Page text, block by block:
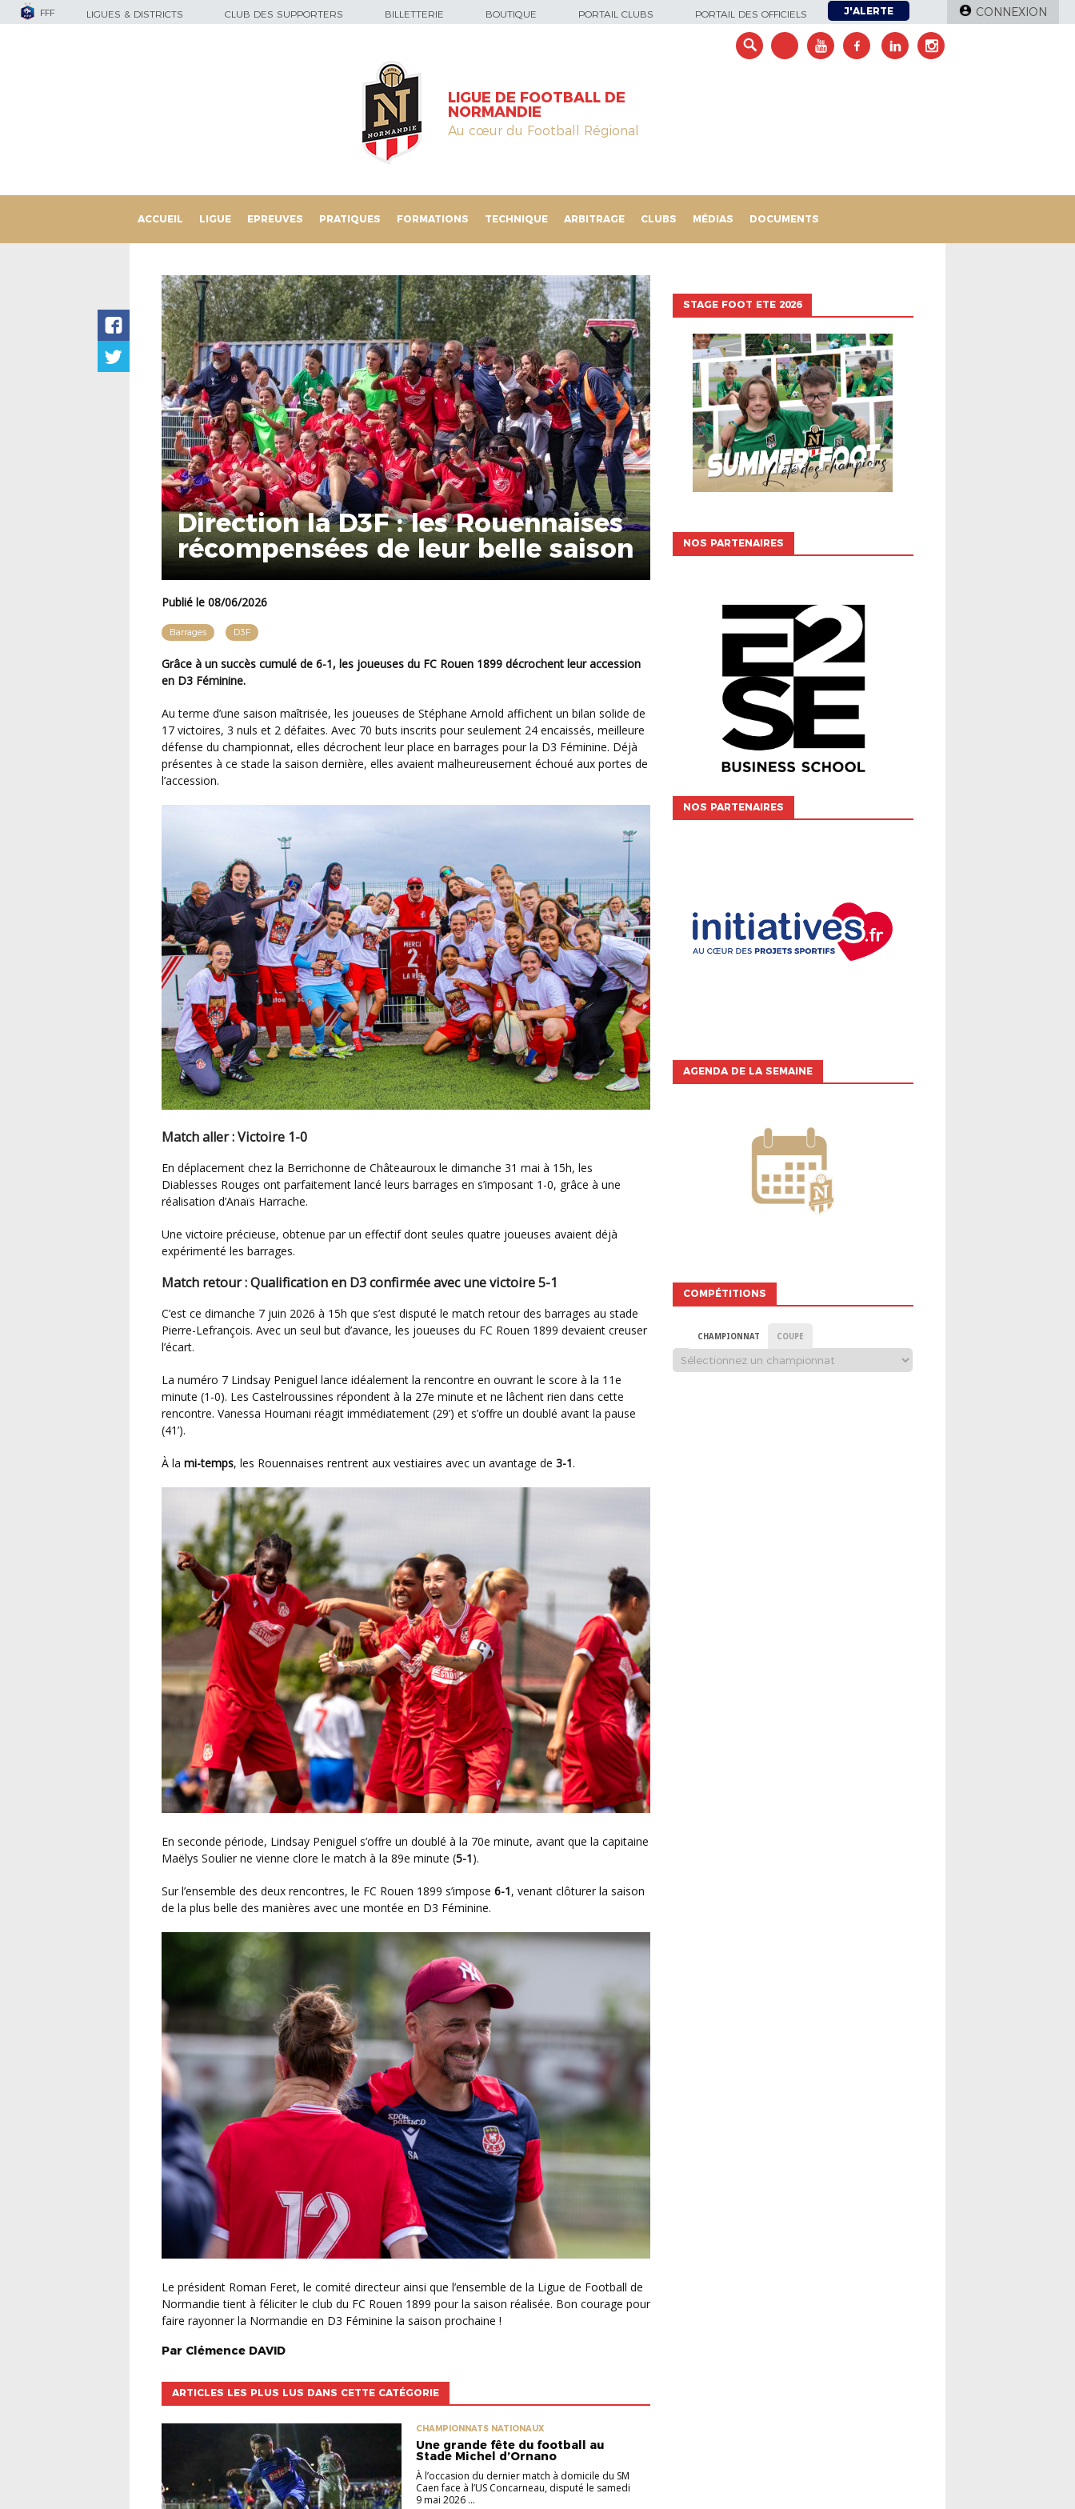
FFF LIGUES & DISTRICTS CLUB DES SUPPORTERS BILLETTERIE BOUTIQUE PORTAIL CLUBS PORTAIL DES OFFICIELS J'ALERTE CONNEXION
LIGUE DE FOOTBALL DE
NORMANDIE
Au cœur du Football Régional
ACCUEIL LIGUE EPREUVES PRATIQUES FORMATIONS TECHNIQUE ARBITRAGE CLUBS MÉDIAS DOCUMENTS
Direction la D3F : les Rouennaises
récompensées de leur belle saison
Publié le 08/06/2026
Barrages D3F
Grâce à un succès cumulé de 6-1, les joueuses du FC Rouen 1899 décrochent leur accession
en D3 Féminine.
Au terme d’une saison maîtrisée, les joueuses de Stéphane Arnold affichent un bilan solide de
17 victoires, 3 nuls et 2 défaites. Avec 70 buts inscrits pour seulement 24 encaissés, meilleure
défense du championnat, elles décrochent leur place en barrages pour la D3 Féminine. Déjà
présentes à ce stade la saison dernière, elles avaient malheureusement échoué aux portes de
l’accession.
Match aller : Victoire 1-0
En déplacement chez la Berrichonne de Châteauroux le dimanche 31 mai à 15h, les
Diablesses Rouges ont parfaitement lancé leurs barrages en s’imposant 1-0, grâce à une
réalisation d’Anaïs Harrache.
Une victoire précieuse, obtenue par un effectif dont seules quatre joueuses avaient déjà
expérimenté les barrages.
Match retour : Qualification en D3 confirmée avec une victoire 5-1
C’est ce dimanche 7 juin 2026 à 15h que s’est disputé le match retour des barrages au stade
Pierre-Lefrançois. Avec un seul but d’avance, les joueuses du FC Rouen 1899 devaient creuser
l’écart.
La numéro 7 Lindsay Peniguel lance idéalement la rencontre en ouvrant le score à la 11e
minute (1-0). Les Castelroussines répondent à la 27e minute et ne lâchent rien dans cette
rencontre. Vanessa Houmani réagit immédiatement (29’) et s’offre un doublé avant la pause
(41’).
À la mi-temps, les Rouennaises rentrent aux vestiaires avec un avantage de 3-1.
En seconde période, Lindsay Peniguel s’offre un doublé à la 70e minute, avant que la capitaine
Maëlys Soulier ne vienne clore le match à la 89e minute (5-1).
Sur l’ensemble des deux rencontres, le FC Rouen 1899 s’impose 6-1, venant clôturer la saison
de la plus belle des manières avec une montée en D3 Féminine.
Le président Roman Feret, le comité directeur ainsi que l’ensemble de la Ligue de Football de
Normandie tient à féliciter le club du FC Rouen 1899 pour la saison réalisée. Bon courage pour
faire rayonner la Normandie en D3 Féminine la saison prochaine !
Par Clémence DAVID
ARTICLES LES PLUS LUS DANS CETTE CATÉGORIE
CHAMPIONNATS NATIONAUX
Une grande fête du football au
Stade Michel d’Ornano
À l’occasion du dernier match à domicile du SM
Caen face à l’US Concarneau, disputé le samedi
9 mai 2026 ...
STAGE FOOT ETE 2026
NOS PARTENAIRES
NOS PARTENAIRES
AGENDA DE LA SEMAINE
COMPÉTITIONS
CHAMPIONNAT COUPE